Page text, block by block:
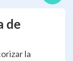
de
la